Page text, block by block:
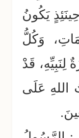
يَكُونُ
وَكُلُّ
قَدْ
اللهِ عَلَى